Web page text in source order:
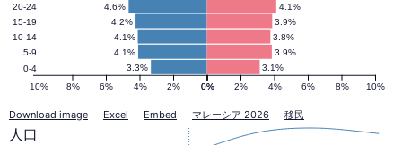
人
口
ピ
3.1%
3.3%
3.9%
4.1%
3.8%
4.1%
3.9%
4.2%
4.1%
4.6%
0% 2% 4% 6% 8% 10%
10% 8% 6% 4% 2% 0%
0-4
5-9
10-14
15-19
20-24
Download image - Excel - Embed - マレーシア 2026 - 移民
人口